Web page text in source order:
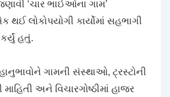
‘ચાર ભાઈઓના ગામ’
થઈ લોકોપયોગી કાર્યોમાં સહભાગી
હતું.
ગામની સંસ્થાઓ, ટ્રસ્ટોની
અને વિચારગોષ્ઠીમાં હાજર